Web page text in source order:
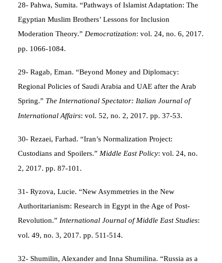
28- Pahwa, Sumita. “Pathways of Islamist Adaptation: The
Egyptian Muslim Brothers’ Lessons for Inclusion
Moderation Theory.” Democratization: vol. 24, no. 6, 2017.
pp. 1066-1084.
29- Ragab, Eman. “Beyond Money and Diplomacy:
Regional Policies of Saudi Arabia and UAE after the Arab
Spring.” The International Spectator: Italian Journal of
International Affairs: vol. 52, no. 2, 2017. pp. 37-53.
30- Rezaei, Farhad. “Iran’s Normalization Project:
Custodians and Spoilers.” Middle East Policy: vol. 24, no.
2, 2017. pp. 87-101.
31- Ryzova, Lucie. “New Asymmetries in the New
Authoritarianism: Research in Egypt in the Age of Post-
Revolution.” International Journal of Middle East Studies:
vol. 49, no. 3, 2017. pp. 511-514.
32- Shumilin, Alexander and Inna Shumilina. “Russia as a